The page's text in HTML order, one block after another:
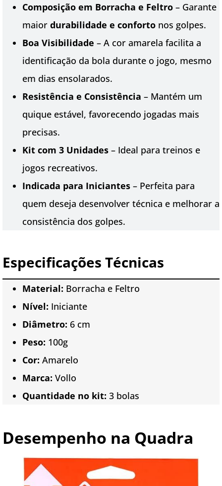
Composição em Borracha e Feltro – Garante
maior durabilidade e conforto nos golpes.
Boa Visibilidade – A cor amarela facilita a
identificação da bola durante o jogo, mesmo
em dias ensolarados.
Resistência e Consistência – Mantém um
quique estável, favorecendo jogadas mais
precisas.
Kit com 3 Unidades – Ideal para treinos e
jogos recreativos.
Indicada para Iniciantes – Perfeita para
quem deseja desenvolver técnica e melhorar a
consistência dos golpes.
Especificações Técnicas
Material: Borracha e Feltro
Nível: Iniciante
Diâmetro: 6 cm
Peso: 100g
Cor: Amarelo
Marca: Vollo
Quantidade no kit: 3 bolas
Desempenho na Quadra